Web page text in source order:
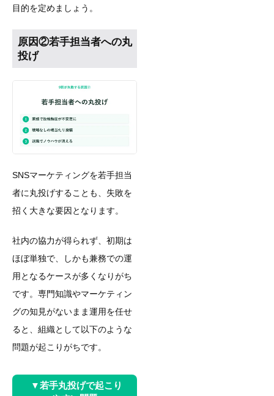
目的を定めましょう。
原因②若手担当者への丸
投げ
SNSマーケティングを若手担当
者に丸投げすることも、失敗を
招く大きな要因となります。
社内の協力が得られず、初期は
ほぼ単独で、しかも兼務での運
用となるケースが多くなりがち
です。専門知識やマーケティン
グの知見がないまま運用を任せ
ると、組織として以下のような
問題が起こりがちです。
▼若手丸投げで起こり